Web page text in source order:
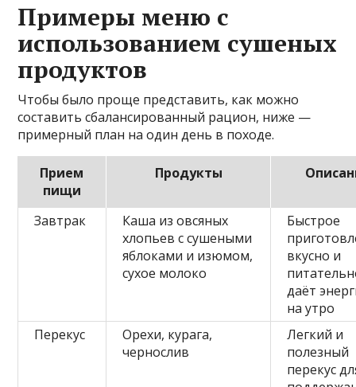
Примеры меню с
использованием сушеных
продуктов
Чтобы было проще представить, как можно
составить сбалансированный рацион, ниже —
примерный план на один день в походе.
Прием
пищи
Продукты
Завтрак
Каша из овсяных
хлопьев с сушеными
яблоками и изюмом,
сухое молоко
Быстрое
вкусно и
даёт
на утро
Перекус
Орехи, курага,
чернослив
Легкий и
полезный
перекус